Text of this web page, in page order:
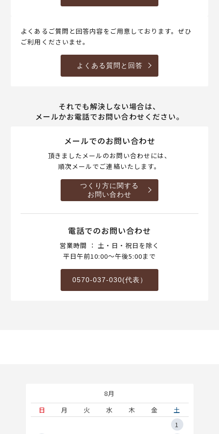
よくあるご質問と回答内容をご用意しております。ぜひ
ご利用くださいませ。
よくある質問と回答
それでも解決しない場合は、
メールかお電話でお問い合わせください。
メールでのお問い合わせ
頂きましたメールのお問い合わせには、
順次メールでご連絡いたします。
つくり方に関する
お問い合わせ
電話でのお問い合わせ
営業時間 ： 土・日・祝日を除く
平日午前10:00～午後5:00まで
0570-037-030(代表）
8月
日
月 火 水 木 金
土
1